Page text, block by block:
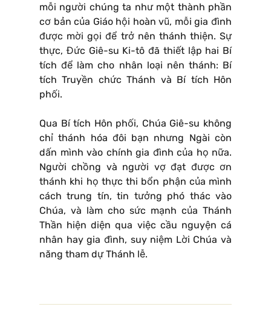
mỗi người chúng ta như một thành phần
cơ bản của Giáo hội hoàn vũ, mỗi gia đình
được mời gọi để trở nên thánh thiện. Sự
thực, Đức Giê-su Ki-tô đã thiết lập hai Bí
tích để làm cho nhân loại nên thánh: Bí
tích Truyền chức Thánh và Bí tích Hôn
phối.
Qua Bí tích Hôn phối, Chúa Giê-su không
chỉ thánh hóa đôi bạn nhưng Ngài còn
dấn mình vào chính gia đình của họ nữa.
Người chồng và người vợ đạt được ơn
thánh khi họ thực thi bổn phận của mình
cách trung tín, tin tưởng phó thác vào
Chúa, và làm cho sức mạnh của Thánh
Thần hiện diện qua việc cầu nguyện cá
nhân hay gia đình, suy niệm Lời Chúa và
năng tham dự Thánh lễ.